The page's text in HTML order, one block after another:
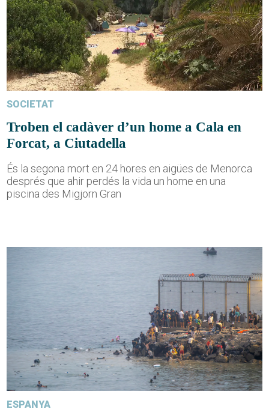
SOCIETAT
Troben el cadàver d’un home a Cala en
Forcat, a Ciutadella
És la segona mort en 24 hores en aigües de Menorca
després que ahir perdés la vida un home en una
piscina des Migjorn Gran
ESPANYA